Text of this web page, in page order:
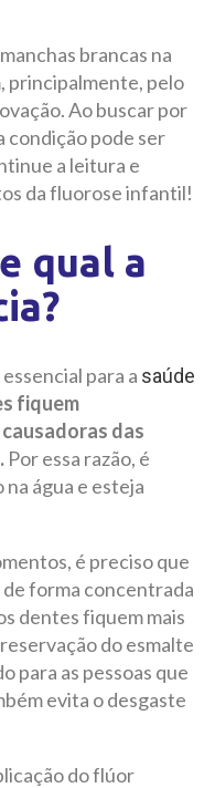
brancas na
principalmente, pelo
Ao buscar por
condição pode ser
a leitura e
da fluorose infantil!
qual a
para a saúde
fiquem
das
Por essa razão, é
água e esteja
é preciso que
forma concentrada
dentes fiquem mais
do esmalte
para as pessoas que
evita o desgaste
do flúor